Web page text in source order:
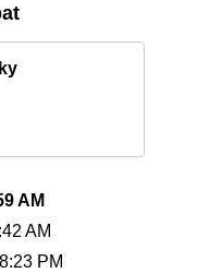
AM
AM
PM